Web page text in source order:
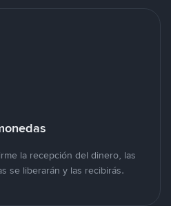
la recepción del dinero, las
se liberarán y las recibirás.